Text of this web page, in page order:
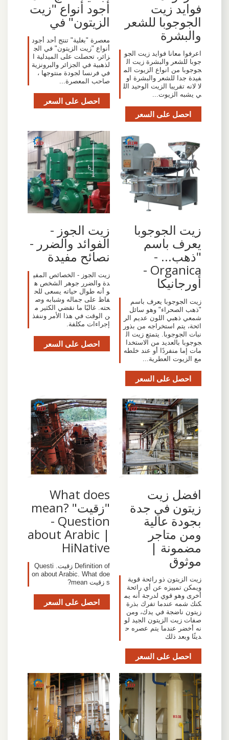
فوايد زيت
الجوجوبا للشعر
والبشرة
اعرفوا معانا فوايد زيت الجو
جوبا للشعر والبشرة زيت ال
جوجوبا من انواع الزيوت الم
فيدة جدا للشعر والبشرة او
لا لانه تقريبا الزيت الوحيد الل
ي يشبه الزيوت...
احصل على السعر
أجود أنواع "زيت
الزيتون" في
معصرة "بغلية" تنتج أحد أجود
أنواع "زيت الزيتون" في الج
زائر، تحصلت على الميدلية ا
لذهبية في الجزائر والبرونزية
في فرنسا لجودة منتوجها ،
صاحب المعصرة...
احصل على السعر
‫زيت الجوجوبا
يعرف باسم
"ذهب... -
Organica -
أورجانيكا
زيت الجوجوبا يعرف باسم
"ذهب الصحراء" وهو سائل
شمعي ذهبي اللون عديم الر
ائحة، يتم استخراجه من بذور
نبات الجوجوبا. يتمتع زيت ال
جوجوبا بالعديد من الاستخدا
مات إما منفردًا أو عند خلطه
مع الزيوت العطرية...
احصل على السعر
زيت الجوز -
الفوائد والضرر -
نصائح مفيدة
زيت الجوز - الخصائص المفي
دة والضرر جوهر الشخص ه
و أنه طوال حياته يسعى للح
فاظ على جماله وشبابه وص
حته. غالبًا ما نقضي الكثير م
ن الوقت في هذا الأمر وننفذ
إجراءات مكلفة.
احصل على السعر
افضل زيت
زيتون في جدة
بجودة عالية
ومن متاجر
مضمونة |
موثوق
زيت الزيتون ذو رائحة قوية
ويمكن تمييزه عن أي رائحة
أخرى وهو قوي لدرجة أنه يم
كنك شمه عندما تفرك بذرة
زيتون ناضجة في يدك، ومن
صفات زيت الزيتون الجيد لو
نه أخضر عندما يتم عصره ح
ديثًا وبعد ذلك
احصل على السعر
What does
"زقيت" mean?
- Question
about Arabic |
HiNative
Definition of زقيت. Questi
on about Arabic. What doe
s زقيت mean?
احصل على السعر